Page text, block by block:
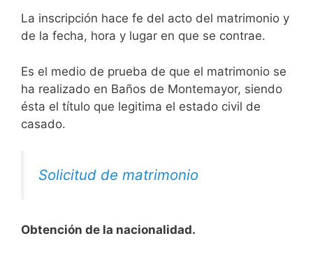
La inscripción hace fe del acto del matrimonio y
de la fecha, hora y lugar en que se contrae.
Es el medio de prueba de que el matrimonio se
ha realizado en Baños de Montemayor, siendo
ésta el título que legitima el estado civil de
casado.
Solicitud de matrimonio
Obtención de la nacionalidad.